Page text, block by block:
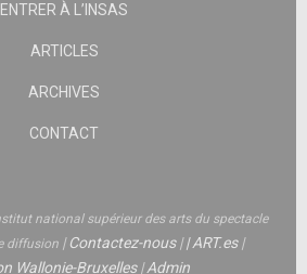
ENTRER À L’INSAS
ARTICLES
ARCHIVES
CONTACT
national supérieur des arts du spectacle
diffusion |Contactez-nous||ART.es|
Wallonie-Bruxelles|Admin